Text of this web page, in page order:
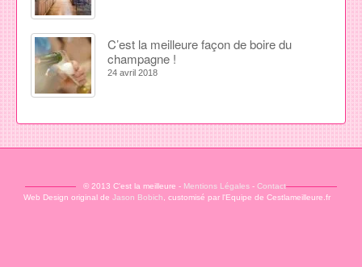
C’est la meilleure façon de boire du
champagne !
24 avril 2018
© 2013 C'est la meilleure - Mentions Légales -Contact
Web Design original deJason Bobich , customisé par l'Equipe de Cestlameilleure.fr